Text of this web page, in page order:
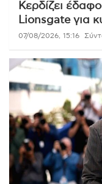
Κερδίζει
Lionsgate για
07/08/2026, 15:16